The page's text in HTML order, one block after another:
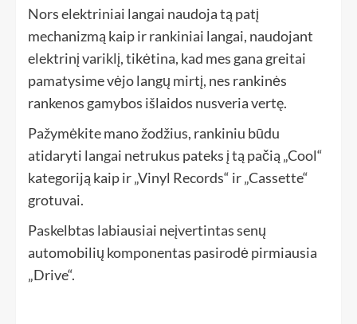
Nors elektriniai langai naudoja tą patį
mechanizmą kaip ir rankiniai langai, naudojant
elektrinį variklį, tikėtina, kad mes gana greitai
pamatysime vėjo langų mirtį, nes rankinės
rankenos gamybos išlaidos nusveria vertę.
Pažymėkite mano žodžius, rankiniu būdu
atidaryti langai netrukus pateks į tą pačią „Cool“
kategoriją kaip ir „Vinyl Records“ ir „Cassette“
grotuvai.
Paskelbtas labiausiai neįvertintas senų
automobilių komponentas pasirodė pirmiausia
„Drive“.